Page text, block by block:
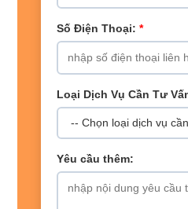
Số Điện Thoại: *
Loại Dịch Vụ Cần Tư
Yêu cầu thêm: